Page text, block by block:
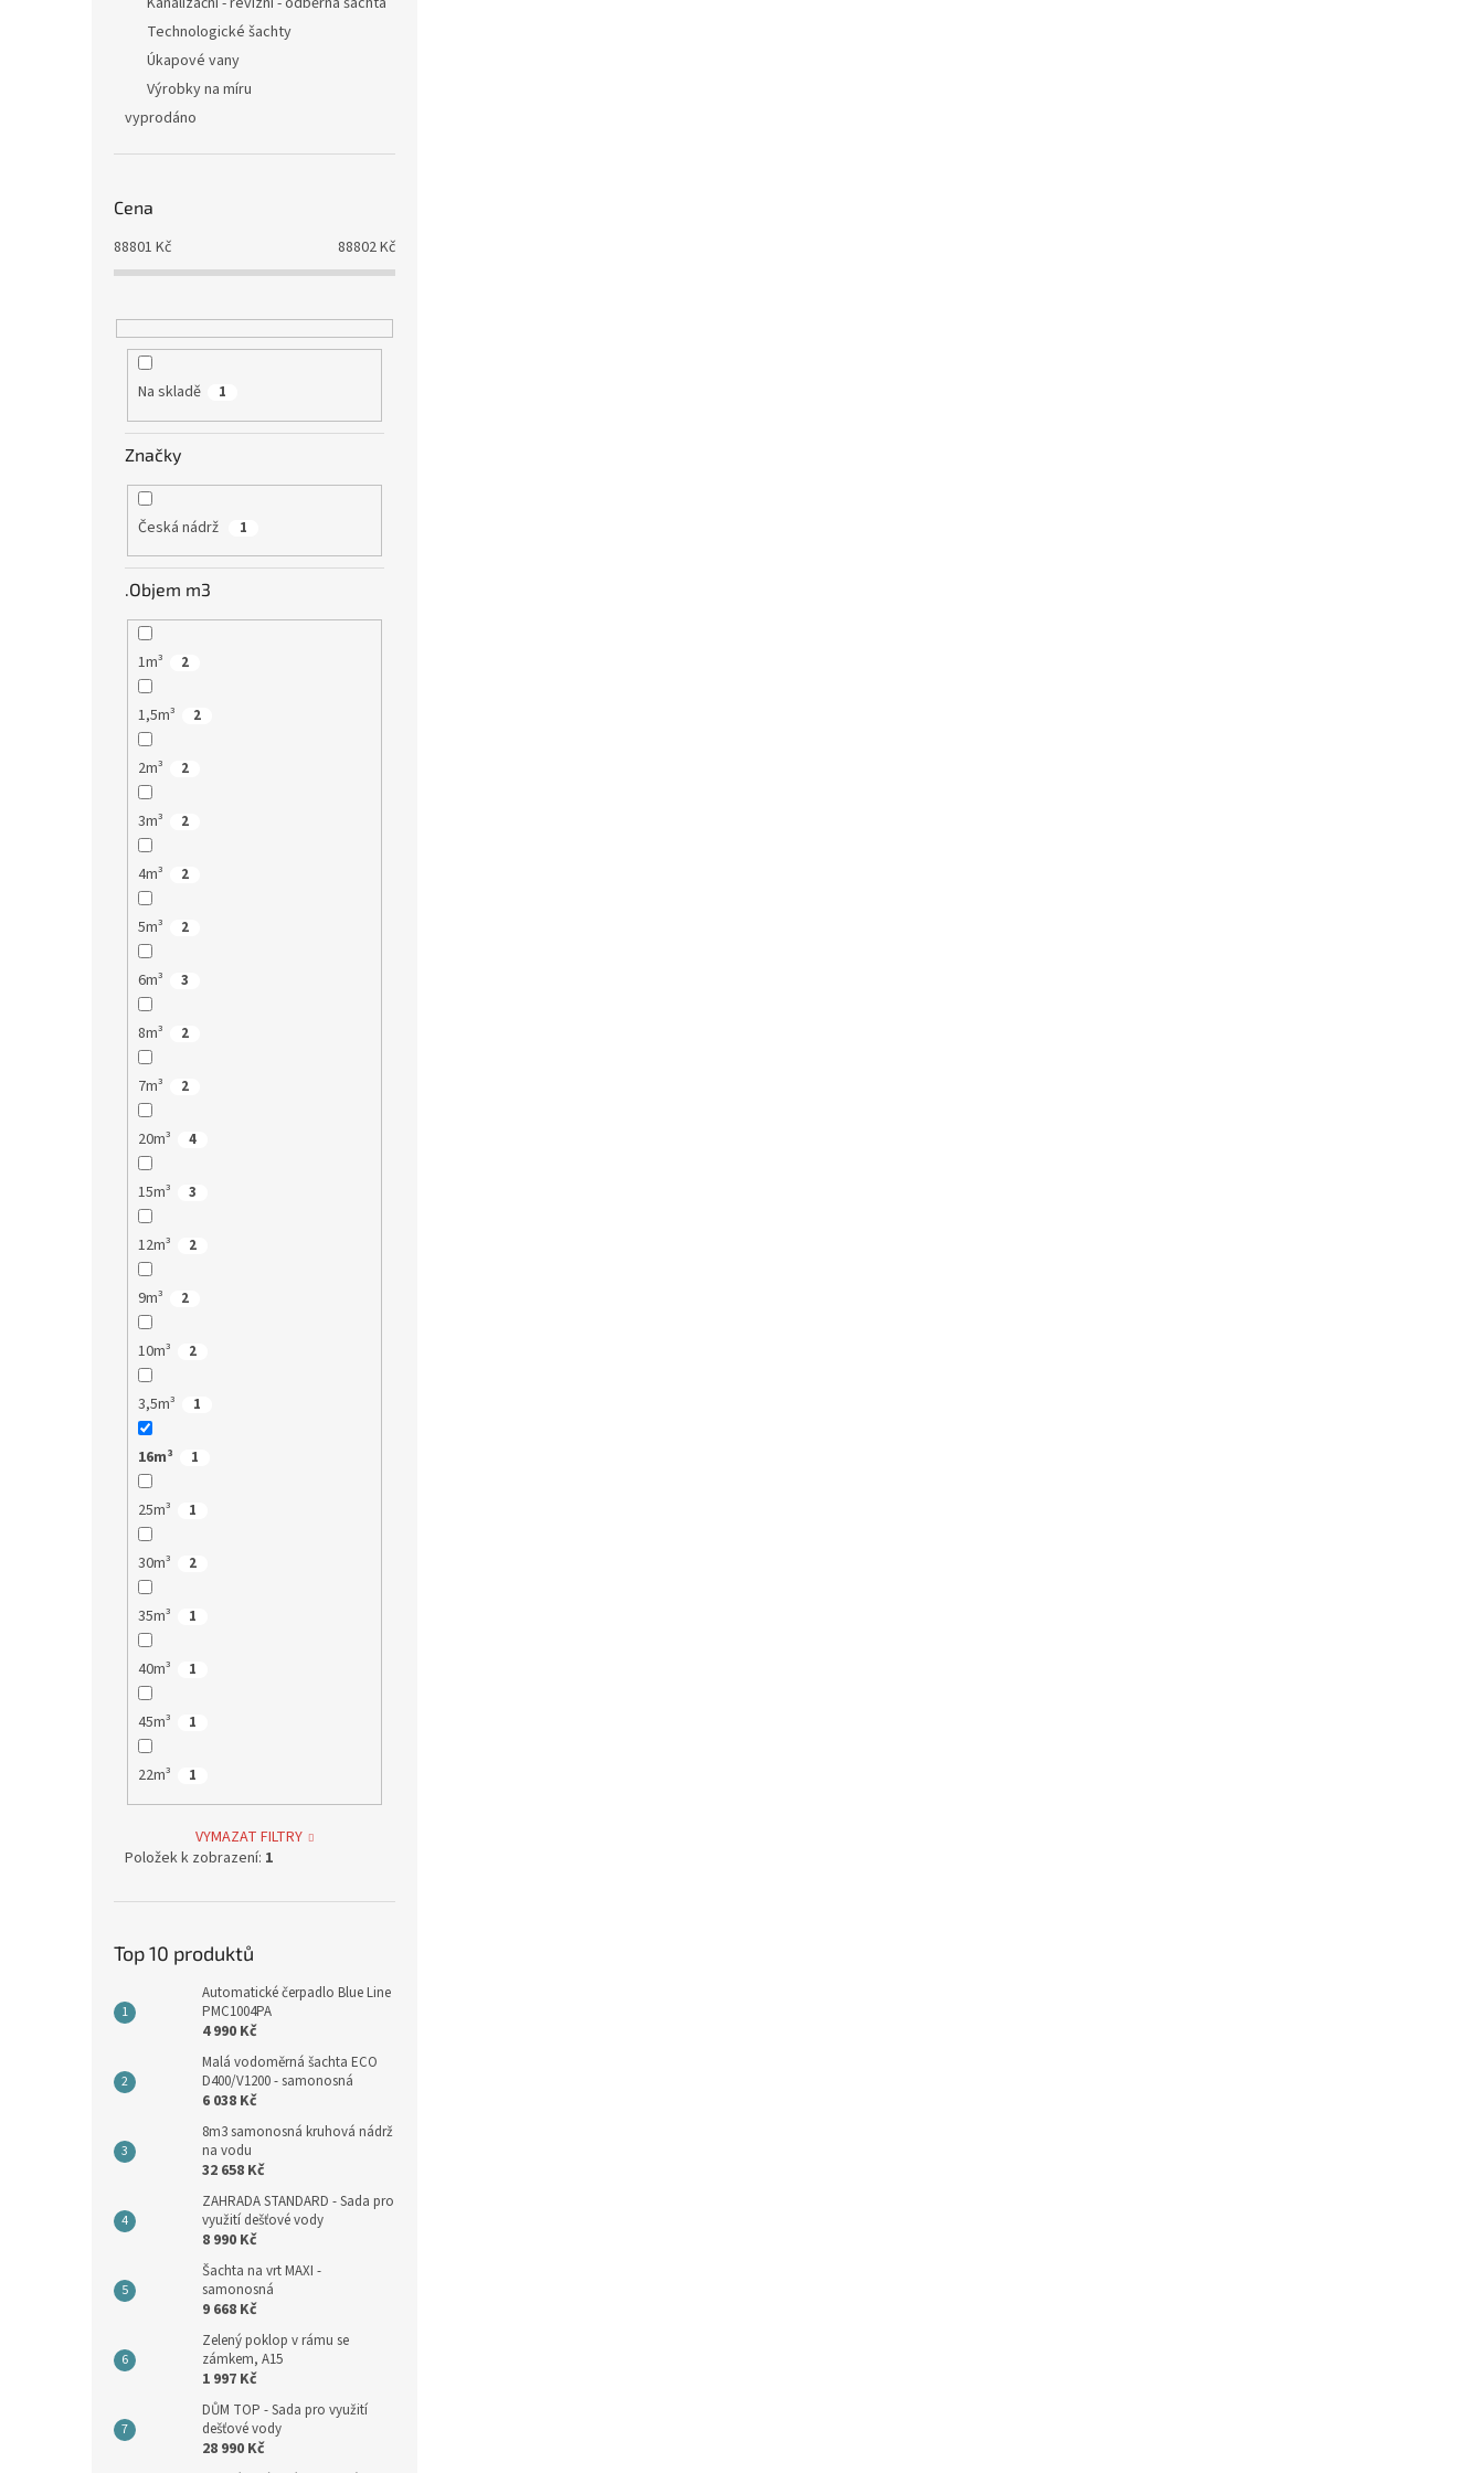
Technologické šachty
Úkapové vany
Výrobky na míru
vyprodáno
Cena
88801 Kč 88802Kč
Na skladě 1
Značky
Česká nádrž 1
.Objem m3
1m³ 2
1,5m³ 2
2m³ 2
3m³ 2
4m³ 2
5m³ 2
6m³ 3
8m³ 2
7m³ 2
20m³ 4
15m³ 3
12m³ 2
9m³ 2
10m³ 2
3,5m³ 1
16m³ 1
25m³ 1
30m³ 2
35m³ 1
40m³ 1
45m³ 1
22m³ 1
VYMAZAT FILTRY
Položek k zobrazení: 1
Top 10 produktů
Automatické čerpadlo Blue Line
PMC1004PA
4 990 Kč
Malá vodoměrná šachta ECO
D400/V1200 - samonosná
6 038 Kč
8m3 samonosná kruhová nádrž
na vodu
32 658 Kč
ZAHRADA STANDARD - Sada pro
využití dešťové vody
8 990 Kč
Šachta na vrt MAXI -
samonosná
9 668 Kč
Zelený poklop v rámu se
zámkem, A15
1 997 Kč
DŮM TOP - Sada pro využití
dešťové vody
28 990 Kč